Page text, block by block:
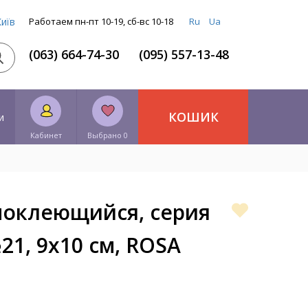
Работаем пн-пт 10-19, сб-вс 10-18 Ru Ua
(063) 664-74-30 (095) 557-13-48
Кабинет Выбрано 0
КОШИК
серия
9х10 см, ROSA